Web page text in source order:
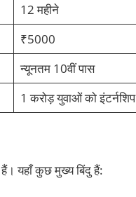
12 महीने
₹5000
न्यूनतम 10वीं पास
1 करोड़ युवाओं को इंटर्नशिप
यहाँ कुछ मुख्य बिंदु हैं: